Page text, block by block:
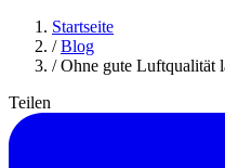
Startseite
/ Blog
/ Ohne gute Luftqualität
Teilen